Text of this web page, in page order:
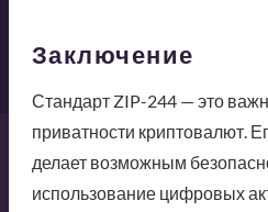
Заключение
Стандарт ZIP-244 — это
приватности криптовалют.
делает возможным
использование цифровых